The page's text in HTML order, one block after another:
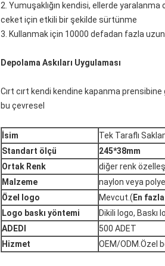
2. Yumuşaklığın kendisi, ellerde yaralanma
ceket için etkili bir şekilde sürtünme
3. Kullanmak için 10000 defadan fazla
Depolama Askıları Uygulaması
Cırt cırt kendi kendine kapanma
bu çevresel
İsim
Tek Taraflı
Standart ölçü
245*38mm
Ortak Renk
diğer renk
Malzeme
naylon veya
Özel logo
Mevcut.( En
Logo baskı yöntemi
Dikili logo, Baskı
ADEDI
500 ADET
Hizmet
OEM/ODM.Özel